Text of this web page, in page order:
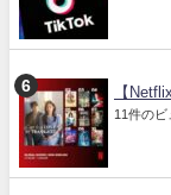
【
11件のビ